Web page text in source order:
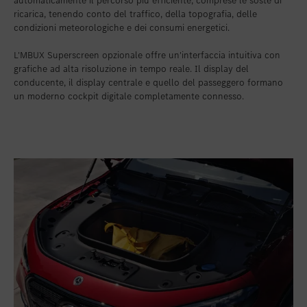
ricarica, tenendo conto del traffico, della topografia, delle
condizioni meteorologiche e dei consumi energetici.
L'MBUX Superscreen opzionale offre un'interfaccia intuitiva con
grafiche ad alta risoluzione in tempo reale. Il display del
conducente, il display centrale e quello del passeggero formano
un moderno cockpit digitale completamente connesso.